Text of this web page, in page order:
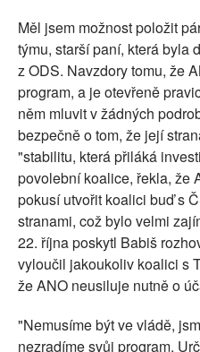
Měl jsem možnost položit
týmu, starší paní, která byla
z ODS. Navzdory tomu, že
program, a je otevřeně
něm mluvit v žádných
bezpečně o tom, že její
"stabilitu, která přiláká
povolební koalice, řekla, že
pokusí utvořit koalici buď s
stranami, což bylo velmi
22. října poskytl Babiš
vyloučil jakoukoliv koalici s
že ANO neusiluje nutně o
"Nemusíme být ve vládě,
nezradíme svůj program.